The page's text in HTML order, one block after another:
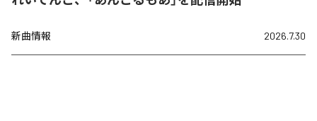
新曲情報 2026.7.30